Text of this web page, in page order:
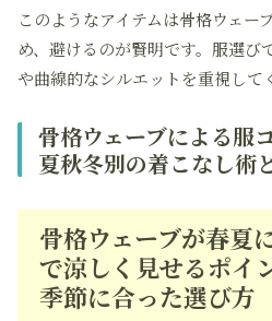
このようなアイテムは骨格ウェー
め、避けるのが賢明です。服選び
や曲線的なシルエットを重視して
骨格ウェーブによる服
夏秋冬別の着こなし術
骨格ウェーブが春夏
で涼しく見せるポイ
季節に合った選び方